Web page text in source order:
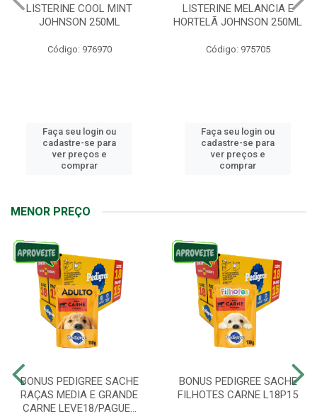
LISTERINE MELANCIA E
HORTELÃ JOHNSON 250ML
Código: 975705
Faça seu login ou
cadastre-se para
ver preços e
comprar
ABSORVENTE SEMPRE
LIVRE ADAPT SUAVE
Código: 961997
Faça seu login ou
cadastre-se para
ver preços e
comprar
MENOR PREÇO
BONUS PEDIGREE SACHE
RAÇAS MEDIA E GRANDE
CARNE LEVE18/PAGUE...
BONUS PEDIGREE SACHE
FILHOTES CARNE L18P15